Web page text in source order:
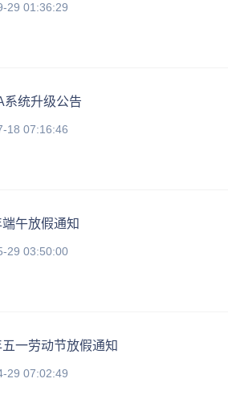
29 01:36:29
系统升级公告
18 07:16:46
午放假通知
29 03:50:00
一劳动节放假通知
29 07:02:49